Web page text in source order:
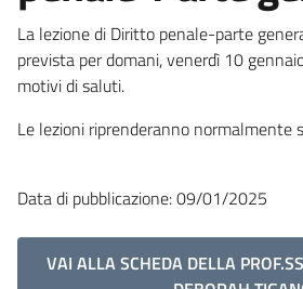
La lezione di Diritto penale-parte
prevista per domani, venerdì 10
motivi di saluti.
Le lezioni riprenderanno normalmente
Data di pubblicazione: 09/01/2025
VAI ALLA SCHEDA DELLA